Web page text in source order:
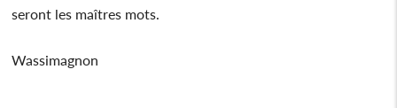
seront les maîtres mots.
Wassimagnon